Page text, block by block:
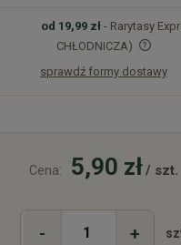
od 19,99 zł - Rarytasy
CHŁODNICZA)
ewentualnych kosztów
sprawdź formy dostawy
Cena: 5,90 zł/ szt.
- +